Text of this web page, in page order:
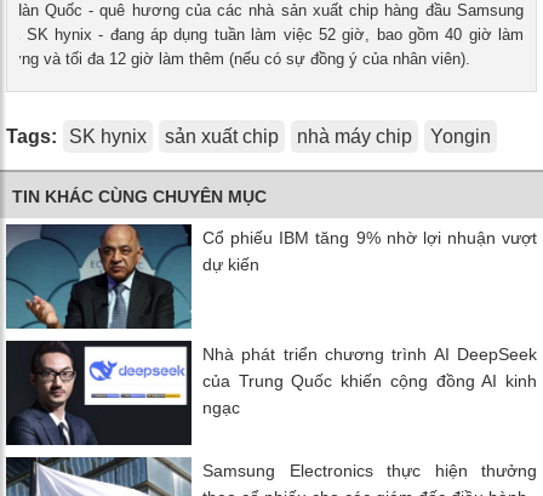
Hàn Quốc - quê hương của các nhà sản xuất chip hàng đầu Samsung
SK hynix - đang áp dụng tuần làm việc 52 giờ, bao gồm 40 giờ làm
và tối đa 12 giờ làm thêm (nếu có sự đồng ý của nhân viên).
Tags: SK hynix sản xuất chip nhà máy chip Yongin
TIN KHÁC CÙNG CHUYÊN MỤC
Cổ phiếu IBM tăng 9% nhờ lợi nhuận vượt
dự kiến
Nhà phát triển chương trình AI DeepSeek
của Trung Quốc khiến cộng đồng AI kinh
ngạc
Samsung Electronics thực hiện thưởng